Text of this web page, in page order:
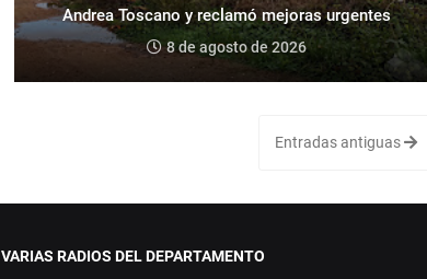
Andrea Toscano y reclamó mejoras urgentes
8 de agosto de 2026
Entradas antiguas
VARIAS RADIOS DEL DEPARTAMENTO